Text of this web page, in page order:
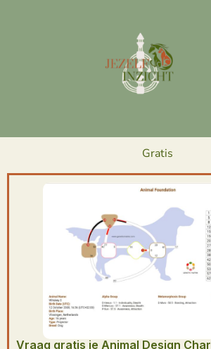
Gratis
Vraag gratis je Animal Design